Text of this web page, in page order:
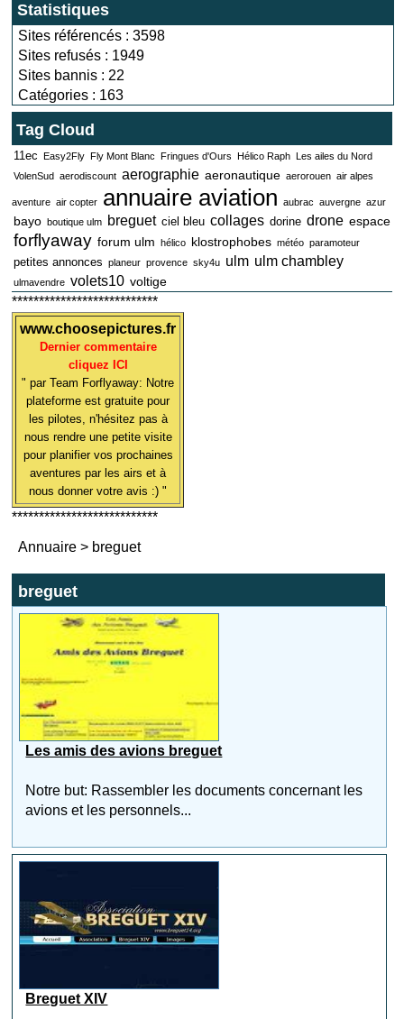
Statistiques
Sites référencés : 3598
Sites refusés : 1949
Sites bannis : 22
Catégories : 163
Tag Cloud
11ec Easy2Fly Fly Mont Blanc Fringues d'Ours Hélico Raph Les ailes du Nord
VolenSud aerodiscount aerographie aeronautique aerorouen air alpes
aventure air copter annuaire aviation aubrac auvergne azur
bayo boutique ulm breguet ciel bleu collages dorine drone espace
forflyaway forum ulm hélico klostrophobes météo paramoteur
petites annonces planeur provence sky4u ulm ulm chambley
ulmavendre volets10 voltige
***************************
www.choosepictures.fr
Dernier commentaire
cliquez ICI
" par Team Forflyaway: Notre
plateforme est gratuite pour
les pilotes, n'hésitez pas à
nous rendre une petite visite
pour planifier vos prochaines
aventures par les airs et à
nous donner votre avis :) "
***************************
Annuaire > breguet
breguet
Les amis des avions breguet
Notre but: Rassembler les documents concernant les
avions et les personnels...
Breguet XIV